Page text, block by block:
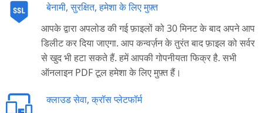
बेनामी, सुरक्षित, हमेशा के लिए मुफ़्त
आपके द्वारा अपलोड की गई फ़ाइलों को 30 मिनट के बाद अपने आप
डिलीट कर दिया जाएगा. आप कन्वर्ज़न के तुरंत बाद फ़ाइल को सर्वर
से खुद भी हटा सकते हैं. हमें आपकी गोपनीयता फिक्र है. सभी
ऑनलाइन PDF टूल हमेशा के लिए मुफ़्त हैं।
क्लाउड सेवा, क्रॉस प्लेटफॉर्म